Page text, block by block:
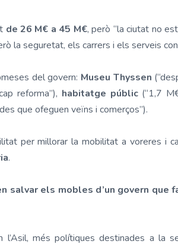
de 26 M€ a 45 M€, però “la ciutat no
la seguretat, els carrers i els serveis
del govern: Museu Thyssen
reforma”), habitatge públic(“1,7
que ofeguen veïns i comerços”).
per millorar la mobilitat a voreres i
.
els mobles d’un govern que
més polítiques destinades a la